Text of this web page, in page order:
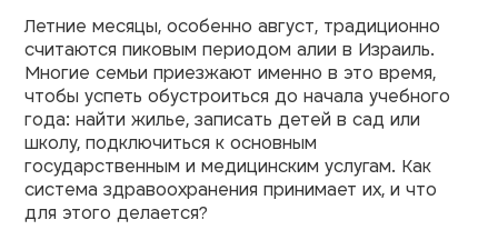
Летние месяцы, особенно август, традиционно
считаются пиковым периодом алии в Израиль.
Многие семьи приезжают именно в это время,
чтобы успеть обустроиться до начала учебного
года: найти жилье, записать детей в сад или
школу, подключиться к основным
государственным и медицинским услугам. Как
система здравоохранения принимает их, и что
для этого делается?